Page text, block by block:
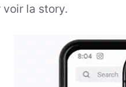
la story.